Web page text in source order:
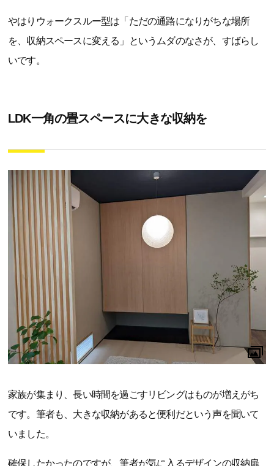
やはりウォークスルー型は「ただの通路になりがちな場所
を、収納スペースに変える」というムダのなさが、すばらし
いです。
LDK一角の畳スペースに大きな収納を
家族が集まり、長い時間を過ごすリビングはものが増えがち
です。筆者も、大きな収納があると便利だという声を聞いて
いました。
確保したかったのですが、筆者が気に入るデザインの収納扉